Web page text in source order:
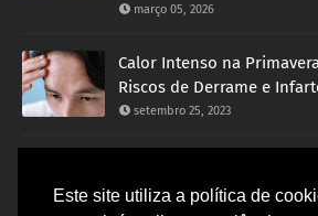
Este site utiliza a política de
março 05, 2026
Calor Intenso na
Riscos de Derrame e
setembro 25, 2023
Governo Bolsonaro
visita no Oriente Médio